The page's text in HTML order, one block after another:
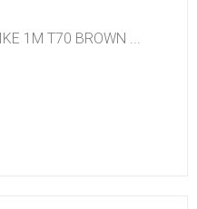
1M T70 BROWN ...